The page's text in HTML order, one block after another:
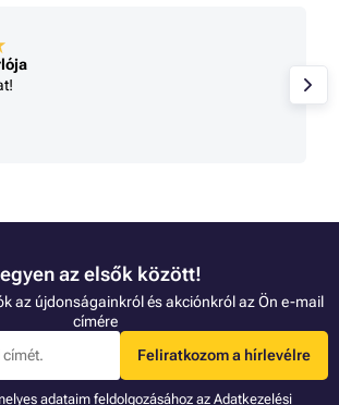
az elsők között!
az újdonságainkról és akciónkról az Ön e-mail
címére
Feliratkozom a hírlevélre
adataim feldolgozásához az Adatkezelési